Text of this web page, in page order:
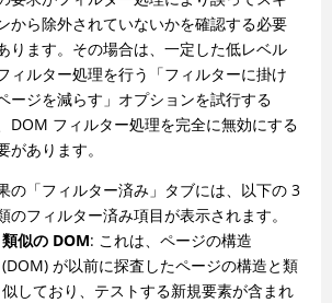
から除外されていないかを確認する必要
ります。その場合は、一定した低レベル
ィルター処理を行う「フィルターに掛け
ージを減らす」オプションを試行する
DOM フィルター処理を完全に無効にする
があります。
の「フィルター済み」タブには、以下の 3
のフィルター済み項目が表示されます。
類似の DOM: これは、ページの構造
(DOM) が以前に探査したページの構造と類
似しており、テストする新規要素が含まれ